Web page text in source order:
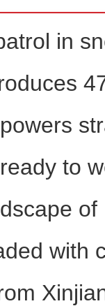
养殖提升
in
to
with